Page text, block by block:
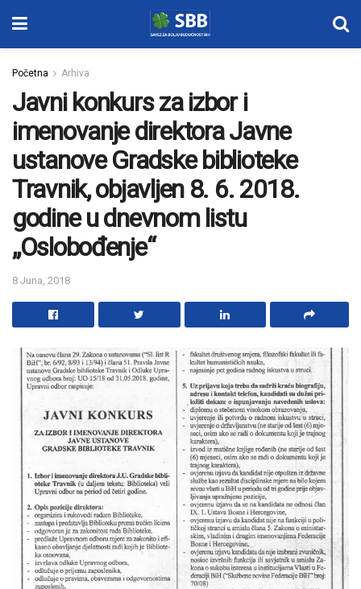
Početna Arhiva
Javni konkurs za izbor i
imenovanje direktora Javne
ustanove Gradske biblioteke
Travnik, objavljen 8. 6. 2018.
godine u dnevnom listu
„Oslobođenje“
8 Juna, 2018